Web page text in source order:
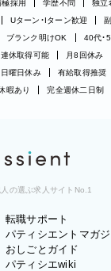
極採用 学歴不問
独立
Uターン・Iターン歓迎
ブランク明けOK
40代・
連休取得可能 月8回休み
日曜日休み 有給取得推奨
暇あり 完全週休二日制
人の選ぶ求人サイトNo.1
転職サポート
パティシエントマガ
おしごとガイド
パティシエwiki